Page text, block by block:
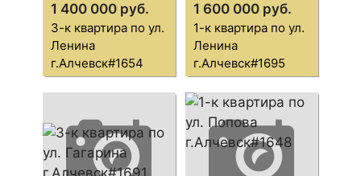
1 400 000 руб.
3-к квартира по ул.
Ленина
г.Алчевск#1654
1 600 000 руб.
1-к квартира по ул.
Ленина
г.Алчевск#1695